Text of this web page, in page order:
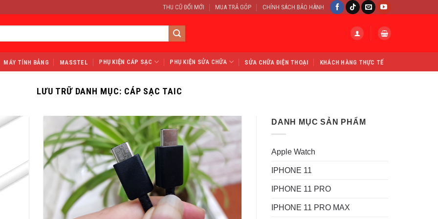
THU CŨ ĐỔI MỚI MUA TRẢ GÓP CHÍNH SÁCH BẢO HÀNH
MÁY TÍNH BẢNG MASSTEL PHỤ KIỆN CÁP SẠC PHỤ KIỆN SỬA CHỮA SỬA CHỮA ĐIỆN THOẠI KHÁCH HÀNG THỰC TẾ
LƯU TRỮ DANH MỤC: CÁP SẠC TAIC
DANH MỤC SẢN PHẨM
Apple Watch
IPHONE 11
IPHONE 11 PRO
IPHONE 11 PRO MAX